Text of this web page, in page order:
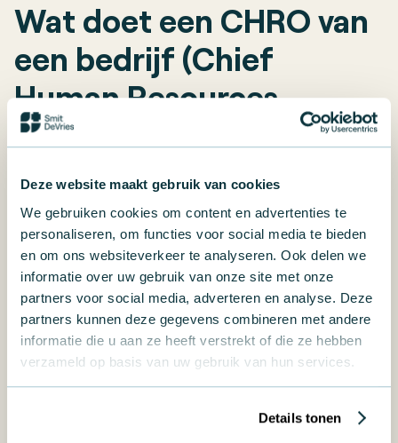
Deze website maakt gebruik van cookies
We gebruiken cookies om content en advertenties te
personaliseren, om functies voor social media te bieden
en om ons websiteverkeer te analyseren. Ook delen we
informatie over uw gebruik van onze site met onze
partners voor social media, adverteren en analyse. Deze
partners kunnen deze gegevens combineren met andere
informatie die u aan ze heeft verstrekt of die ze hebben
verzameld op basis van uw gebruik van hun services.
Details tonen
Wat doet een CHRO van
een bedrijf (Chief
Human Resources
Officer)?
De CHRO is verantwoordelijk voor het
aantrekken, ontwikkelen en behouden van
toptalent.
Deze functie zorgt voor een gezonde
bedrijfscultuur, leiderschapsontwikkeling en
duurzame inzetbaarheid.